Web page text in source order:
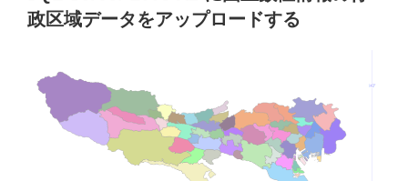
ら
Point
政区域データをアップロードする